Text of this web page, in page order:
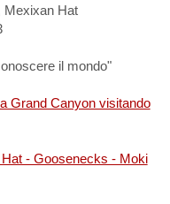
Mexixan Hat
il mondo"
Grand Canyon visitando
- Goosenecks - Moki